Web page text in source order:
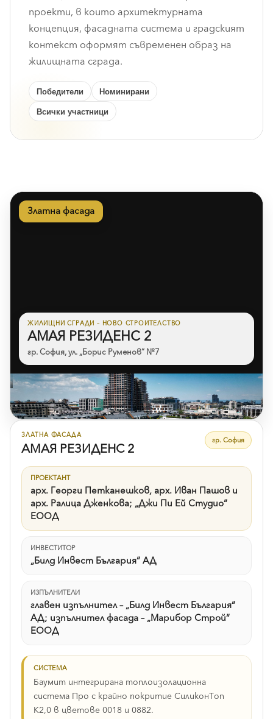
проекти, в които архитектурната
концепция, фасадната система и градският
контекст оформят съвременен образ на
жилищната сграда.
Победители
Номинирани
Всички участници
Златна фасада
ЖИЛИЩНИ СГРАДИ – НОВО СТРОИТЕЛСТВО
АМАЯ РЕЗИДЕНС 2
гр. София, ул. „Борис Руменов“ №7
Към референцията
ЗЛАТНА ФАСАДА
АМАЯ РЕЗИДЕНС 2 гр. София
ПРОЕКТАНТ
арх. Георги Петканешков, арх. Иван Пашов и
арх. Ралица Дженкова; „Джи Пи Ей Студио“
ЕООД
ИНВЕСТИТОР
„Билд Инвест България“ АД
ИЗПЪЛНИТЕЛИ
главен изпълнител – „Билд Инвест България“
АД; изпълнител фасада – „Марибор Строй“
ЕООД
СИСТЕМА
Баумит интегрирана топлоизолационна
система Про с крайно покритие СиликонТоп
К2,0 в цветове 0018 и 0882.